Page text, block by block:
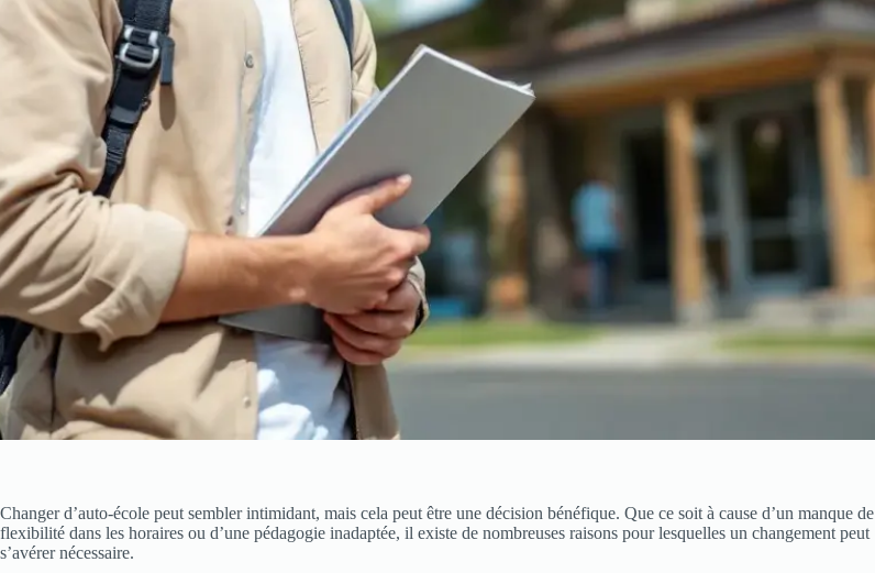
Changer d’auto-école peut sembler intimidant, mais cela peut être une décision bénéfique. Que ce soit à cause d’un manque de
flexibilité dans les horaires ou d’une pédagogie inadaptée, il existe de nombreuses raisons pour lesquelles un changement peut
s’avérer nécessaire.